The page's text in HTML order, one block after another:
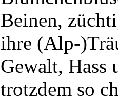
Beinen,
ihre (Alp-
Gewalt, Hass
trotzdem so